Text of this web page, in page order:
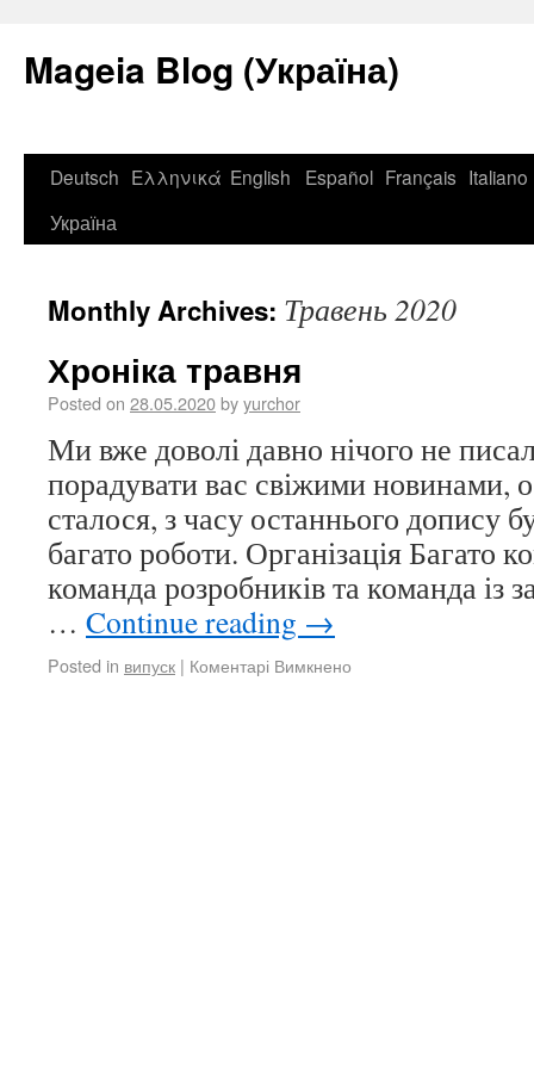
Mageia Blog (Україна)
Deutsch Ελληνικά English Español Français Italiano
Україна
Monthly Archives: Травень 2020
Хроніка травня
Posted on 28.05.2020byyurchor
Ми вже доволі давно нічого не
порадувати вас свіжими новинами,
сталося, з часу останнього допису
багато роботи. Організація Багато
команда розробників та команда із
… Continue reading →
Posted in випуск | Коментарі Вимкнено